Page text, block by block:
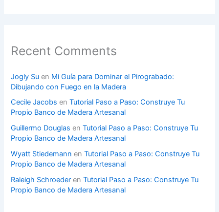
Recent Comments
Jogly Su en Mi Guía para Dominar el Pirograbado:
Dibujando con Fuego en la Madera
Cecile Jacobs enTutorial Paso a Paso: Construye Tu
Propio Banco de Madera Artesanal
Guillermo Douglas enTutorial Paso a Paso: Construye Tu
Propio Banco de Madera Artesanal
Wyatt Stiedemann enTutorial Paso a Paso: Construye Tu
Propio Banco de Madera Artesanal
Raleigh Schroeder enTutorial Paso a Paso: Construye Tu
Propio Banco de Madera Artesanal